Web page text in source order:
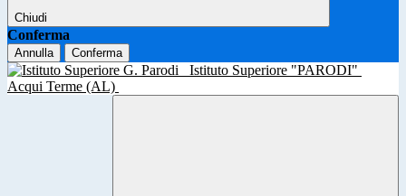
Chiudi
Conferma
Annulla Conferma
Istituto Superiore "PARODI"
Acqui Terme (AL)